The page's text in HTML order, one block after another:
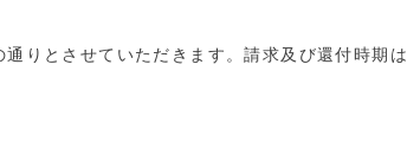
りとさせていただきます。請求及び還付時期は